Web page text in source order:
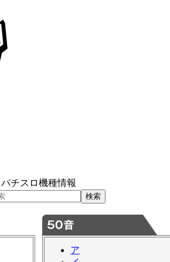
パチスロ機種情報
ア